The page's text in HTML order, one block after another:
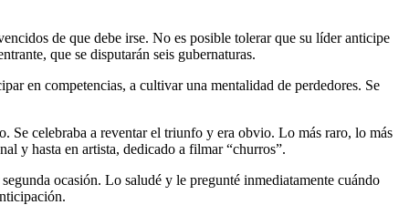
de que debe irse. No es posible tolerar que su líder anticipe
que se disputarán seis gubernaturas.
en competencias, a cultivar una mentalidad de perdedores. Se
Se celebraba a reventar el triunfo y era obvio. Lo más raro, lo más
y hasta en artista, dedicado a filmar “churros”.
ocasión. Lo saludé y le pregunté inmediatamente cuándo